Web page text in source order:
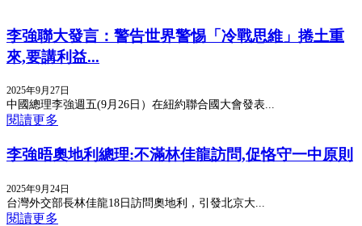
李強聯大發言：警告世界警惕「冷戰思維」捲土重
來,要講利益...
2025年9月27日
中國總理李強週五(9月26日）在紐約聯合國大會發表...
閱讀更多
李強晤奧地利總理:不滿林佳龍訪問,促恪守一中原則
2025年9月24日
台灣外交部長林佳龍18日訪問奧地利，引發北京大...
閱讀更多